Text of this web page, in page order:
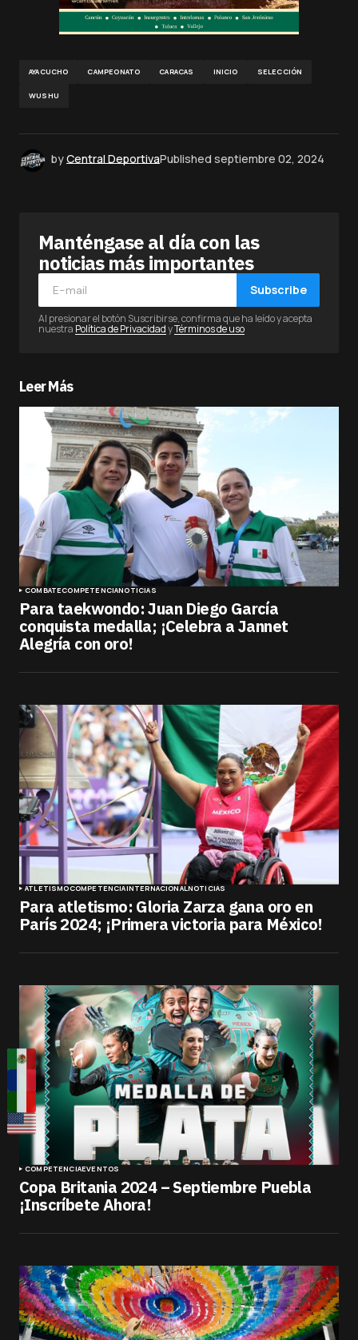
AYACUCHO CAMPEONATO CARACAS INICIO SELECCIÓN
WUSHU
byCentral DeportivaPublished septiembre 02, 2024
Manténgase al día con las
noticias más importantes
Subscribe
Al presionar el botón Suscribirse, confirma que ha leído y acepta
nuestra Política de PrivacidadyTérminos de uso
Leer Más
COMBATECOMPETENCIANOTICIAS
Para taekwondo: Juan Diego García
conquista medalla; ¡Celebra a Jannet
Alegría con oro!
ATLETISMOCOMPETENCIAINTERNACIONALNOTICIAS
Para atletismo: Gloria Zarza gana oro en
París 2024; ¡Primera victoria para México!
COMPETENCIAEVENTOS
Copa Britania 2024 – Septiembre Puebla
¡Inscríbete Ahora!